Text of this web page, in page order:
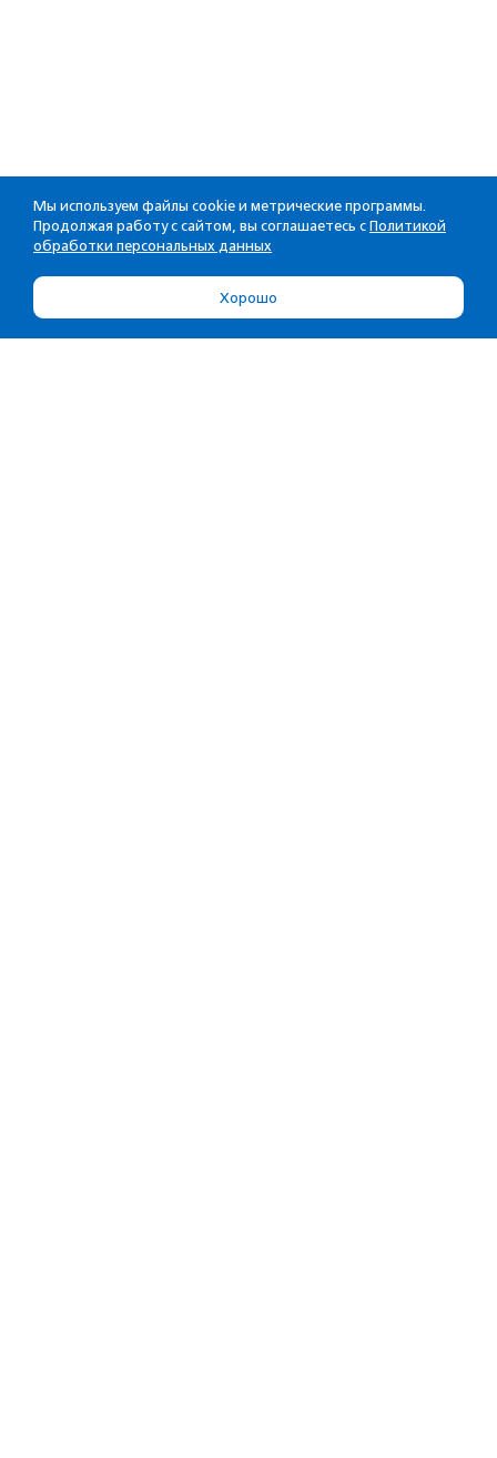
Мы используем файлы cookie и метрические программы.
Продолжая работу с сайтом, вы соглашаетесь с Политикой
обработки персональных данных
Хорошо